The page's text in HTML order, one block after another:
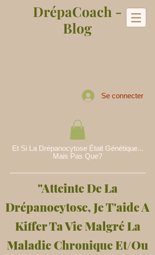
DrépaCoach -
Blog
Se connecter
Et Si La Drépanocytose Était Génétique...
Mais Pas Que?
"Atteinte De La
Drépanocytose, Je T'aide A
Kiffer Ta Vie Malgré La
Maladie Chronique Et/Ou